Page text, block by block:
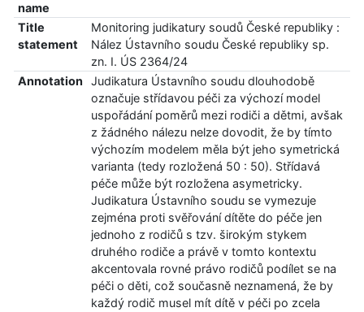
name
Title
statement
Monitoring judikatury soudů České republiky :
Nález Ústavního soudu České republiky sp.
zn. I. ÚS 2364/24
Annotation
Judikatura Ústavního soudu dlouhodobě
označuje střídavou péči za výchozí model
uspořádání poměrů mezi rodiči a dětmi, avšak
z žádného nálezu nelze dovodit, že by tímto
výchozím modelem měla být jeho symetrická
varianta (tedy rozložená 50 : 50). Střídavá
péče může být rozložena asymetricky.
Judikatura Ústavního soudu se vymezuje
zejména proti svěřování dítěte do péče jen
jednoho z rodičů s tzv. širokým stykem
druhého rodiče a právě v tomto kontextu
akcentovala rovné právo rodičů podílet se na
péči o děti, což současně neznamená, že by
každý rodič musel mít dítě v péči po zcela